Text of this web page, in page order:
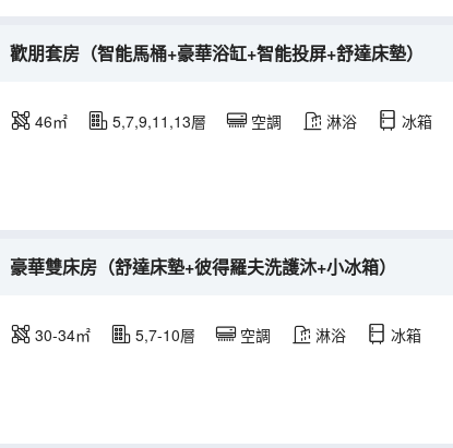
歡朋套房（智能馬桶+豪華浴缸+智能投屏+舒達床墊）
46㎡ 5,7,9,11,13層 空調 淋浴 冰箱
豪華雙床房（舒達床墊+彼得羅夫洗護沐+小冰箱）
30-34㎡ 5,7-10層 空調 淋浴 冰箱